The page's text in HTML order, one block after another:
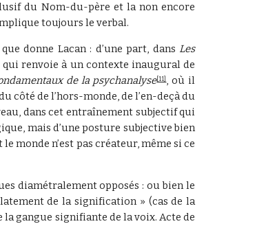
du Nom-du-père et la non encore
toujours le verbal.
donne Lacan : d’une part, dansLes
renvoie à un contexte inaugural de
de la psychanalyse[11] , où il
côté de l’hors-monde, de l’en-deçà du
dans cet entraînement subjectif qui
mais d’une posture subjective bien
monde n’est pas créateur, même si ce
diamétralement opposés : ou bien le
de la signification » (cas de la
gangue signifiante de la voix. Acte de